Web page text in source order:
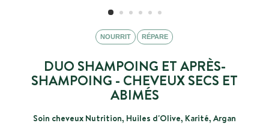
NOURRIT RÉPARE
DUO SHAMPOING ET APRÈS-
SHAMPOING - CHEVEUX SECS ET
ABIMÉS
Soin cheveux Nutrition, Huiles d'Olive, Karité, Argan